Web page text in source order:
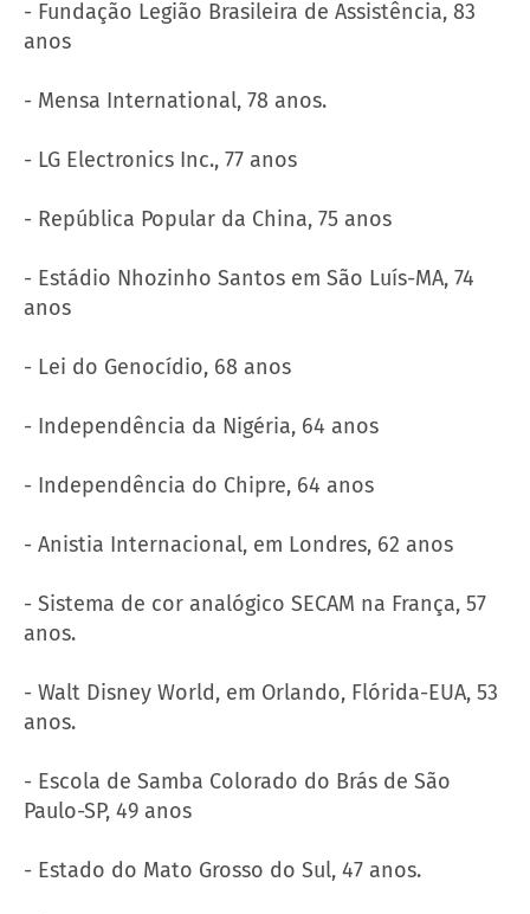
- Fundação Legião Brasileira de Assistência, 83
anos
- Mensa International, 78 anos.
- LG Electronics Inc., 77 anos
- República Popular da China, 75 anos
- Estádio Nhozinho Santos em São Luís-MA, 74
anos
- Lei do Genocídio, 68 anos
- Independência da Nigéria, 64 anos
- Independência do Chipre, 64 anos
- Anistia Internacional, em Londres, 62 anos
- Sistema de cor analógico SECAM na França, 57
anos.
- Walt Disney World, em Orlando, Flórida-EUA, 53
anos.
- Escola de Samba Colorado do Brás de São
Paulo-SP, 49 anos
- Estado do Mato Grosso do Sul, 47 anos.